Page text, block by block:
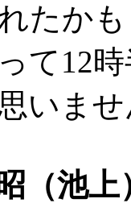
たか
て12
いま
（池上